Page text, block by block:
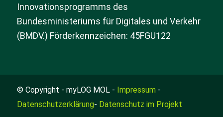
Innovationsprogramms des
Bundesministeriums für Digitales und Verkehr
(BMDV.) Förderkennzeichen: 45FGU122
© Copyright - myLOG MOL - Impressum -
Datenschutzerklärung- Datenschutz im Projekt